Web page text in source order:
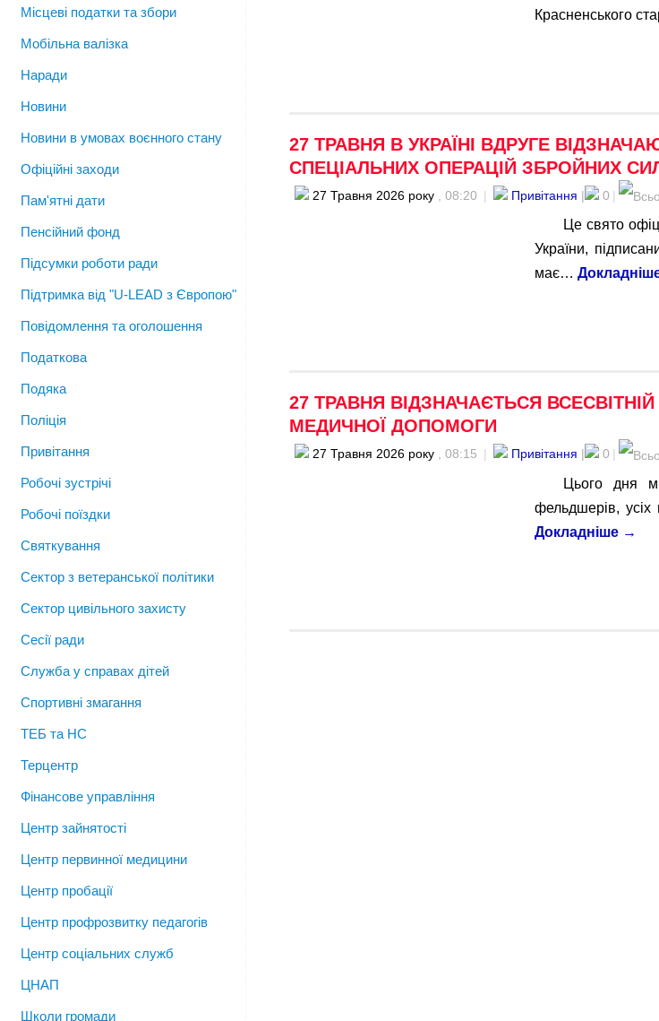
Красненського
27 ТРАВНЯ В УКРАЇНІ ВДРУГЕ
СПЕЦІАЛЬНИХ ОПЕРАЦІЙ ЗБРОЙНИХ
27 Травня 2026 року , 08:20 | Привітання | 0 |
Це свято
України,
має…
27 ТРАВНЯ ВІДЗНАЧАЄТЬСЯ
МЕДИЧНОЇ ДОПОМОГИ
27 Травня 2026 року , 08:15 | Привітання | 0 |
Цього дня
фельдшерів, усіх
Докладніше →
Місцеві податки та збори
Мобільна валізка
Наради
Новини
Новини в умовах воєнного стану
Офіційні заходи
Пам'ятні дати
Пенсійний фонд
Підсумки роботи ради
Підтримка від "U-LEAD з Європою"
Повідомлення та оголошення
Податкова
Подяка
Поліція
Привітання
Робочі зустрічі
Робочі поїздки
Святкування
Сектор з ветеранської політики
Сектор цивільного захисту
Сесії ради
Служба у справах дітей
Спортивні змагання
ТЕБ та НС
Терцентр
Фінансове управління
Центр зайнятості
Центр первинної медицини
Центр пробації
Центр профрозвитку педагогів
Центр соціальних служб
ЦНАП
Школи громади